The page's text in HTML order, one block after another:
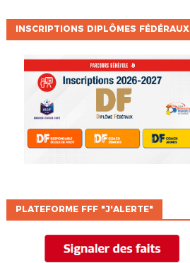
INSCRIPTIONS DIPLÔMES FÉDÉRAUX
PLATEFORME FFF "J'ALERTE"